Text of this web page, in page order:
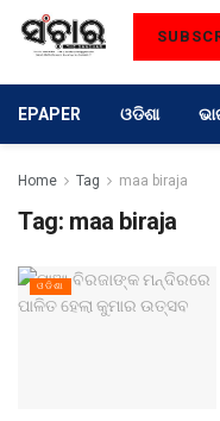
EPAPER ଓଡିଶା
Home Tag maa biraja
Tag: maa biraja
ଓଡିଶା